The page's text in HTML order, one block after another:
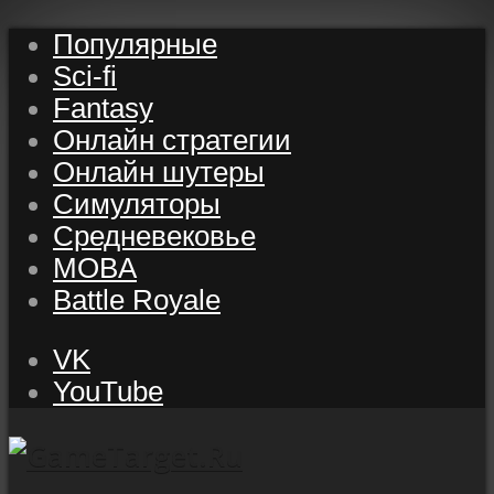
Популярные
Sci-fi
Fantasy
Онлайн стратегии
Онлайн шутеры
Симуляторы
Средневековье
MOBA
Battle Royale
VK
YouTube